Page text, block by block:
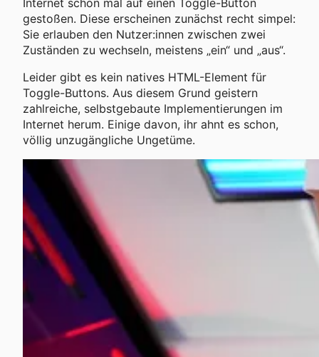
Internet schon mal auf einen Toggle-Button
gestoßen. Diese erscheinen zunächst recht simpel:
Sie erlauben den Nutzer:innen zwischen zwei
Zuständen zu wechseln, meistens „ein“ und „aus“.
Leider gibt es kein natives HTML-Element für
Toggle-Buttons. Aus diesem Grund geistern
zahlreiche, selbstgebaute Implementierungen im
Internet herum. Einige davon, ihr ahnt es schon,
völlig unzugängliche Ungetüme.